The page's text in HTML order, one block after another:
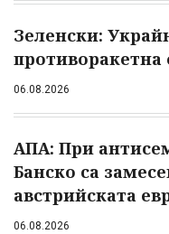
Зеленски:
противоракетна
06.08.2026
АПА: При
Банско са
австрийската
06.08.2026